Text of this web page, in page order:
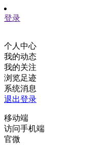
登录
个人中心
我的动态
我的关注
浏览足迹
系统消息
退出登录
移动端
访问手机端
官微